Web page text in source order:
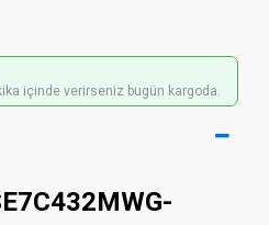
içinde verirseniz bugün kargoda.